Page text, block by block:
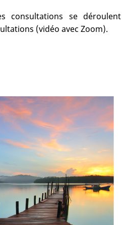
consultations se déroulent
(vidéo avec Zoom).